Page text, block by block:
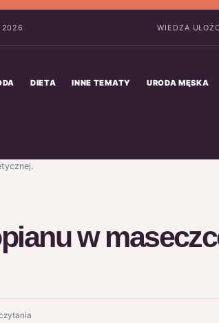
2026 WIEDZA
DIETA INNE TEMATY URODA MĘSKA
w